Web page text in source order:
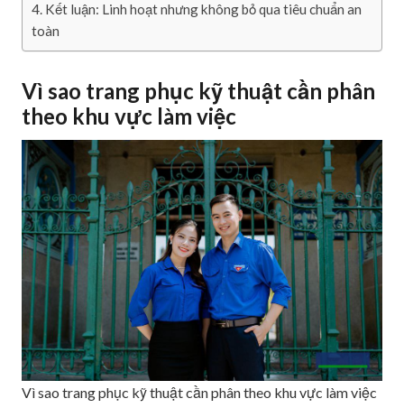
Kết luận: Linh hoạt nhưng không bỏ qua tiêu chuẩn an
toàn
Vì sao trang phục kỹ thuật cần phân
theo khu vực làm việc
Vì sao trang phục kỹ thuật cần phân theo khu vực làm việc